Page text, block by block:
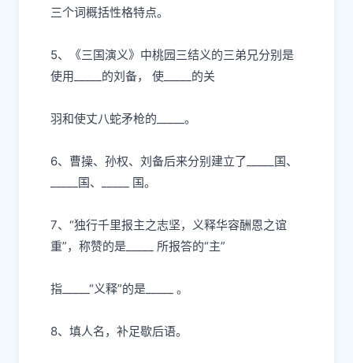
三个词概括性格特点。
5、《三国演义》中桃园三结义的三弟兄分别是
使⽤ _____的刘备， 使_____的关
⽻和使丈⼋蛇⽭枪的 _____。
6、曹操、孙权、刘备后来分别建⽴了
_____国、
_____国、_____ 国。
7、“独⾏千⾥报主之志坚，义释华容酬恩之谊
重”，称赞的是 _____ 所报答的“主”
指 _____“义释”的是_____ 。
8、填⼈名，补⾜歇后语。